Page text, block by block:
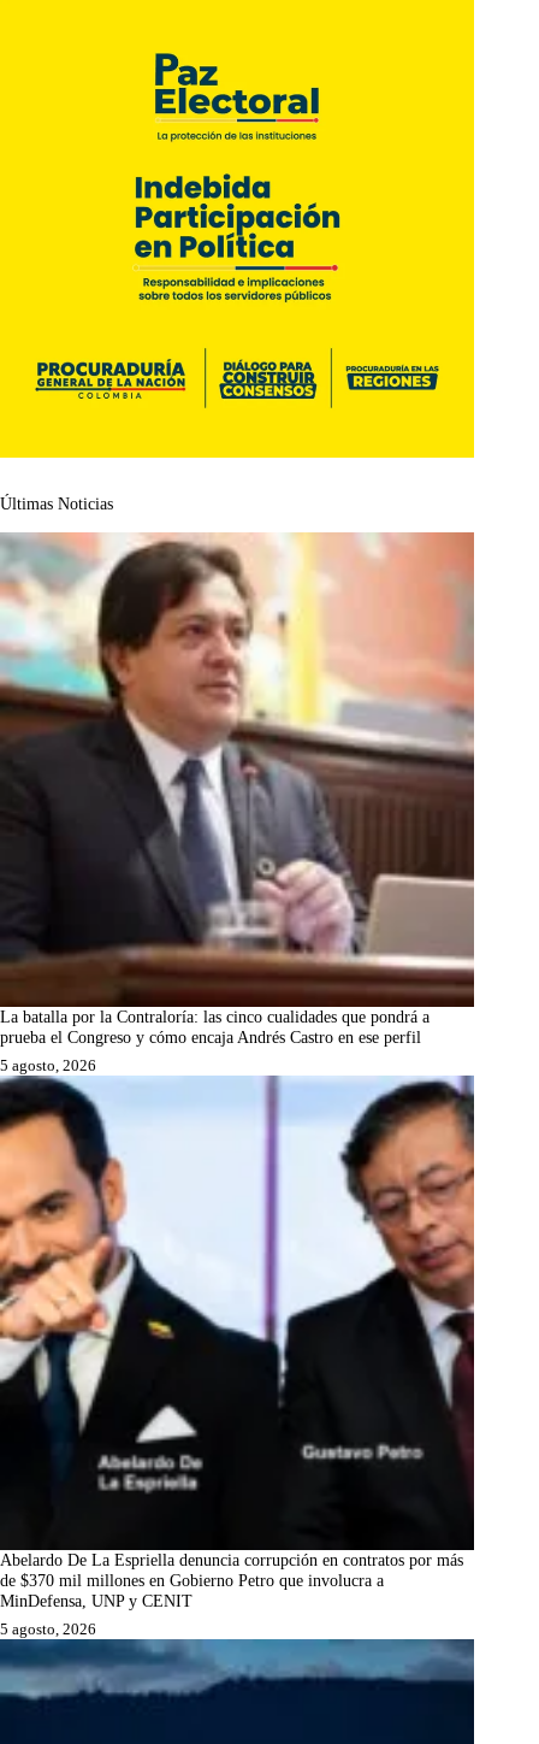
Últimas Noticias
La batalla por la Contraloría: las cinco cualidades que pondrá a
prueba el Congreso y cómo encaja Andrés Castro en ese perfil
5 agosto, 2026
Abelardo De La Espriella denuncia corrupción en contratos por más
de $370 mil millones en Gobierno Petro que involucra a
MinDefensa, UNP y CENIT
5 agosto, 2026